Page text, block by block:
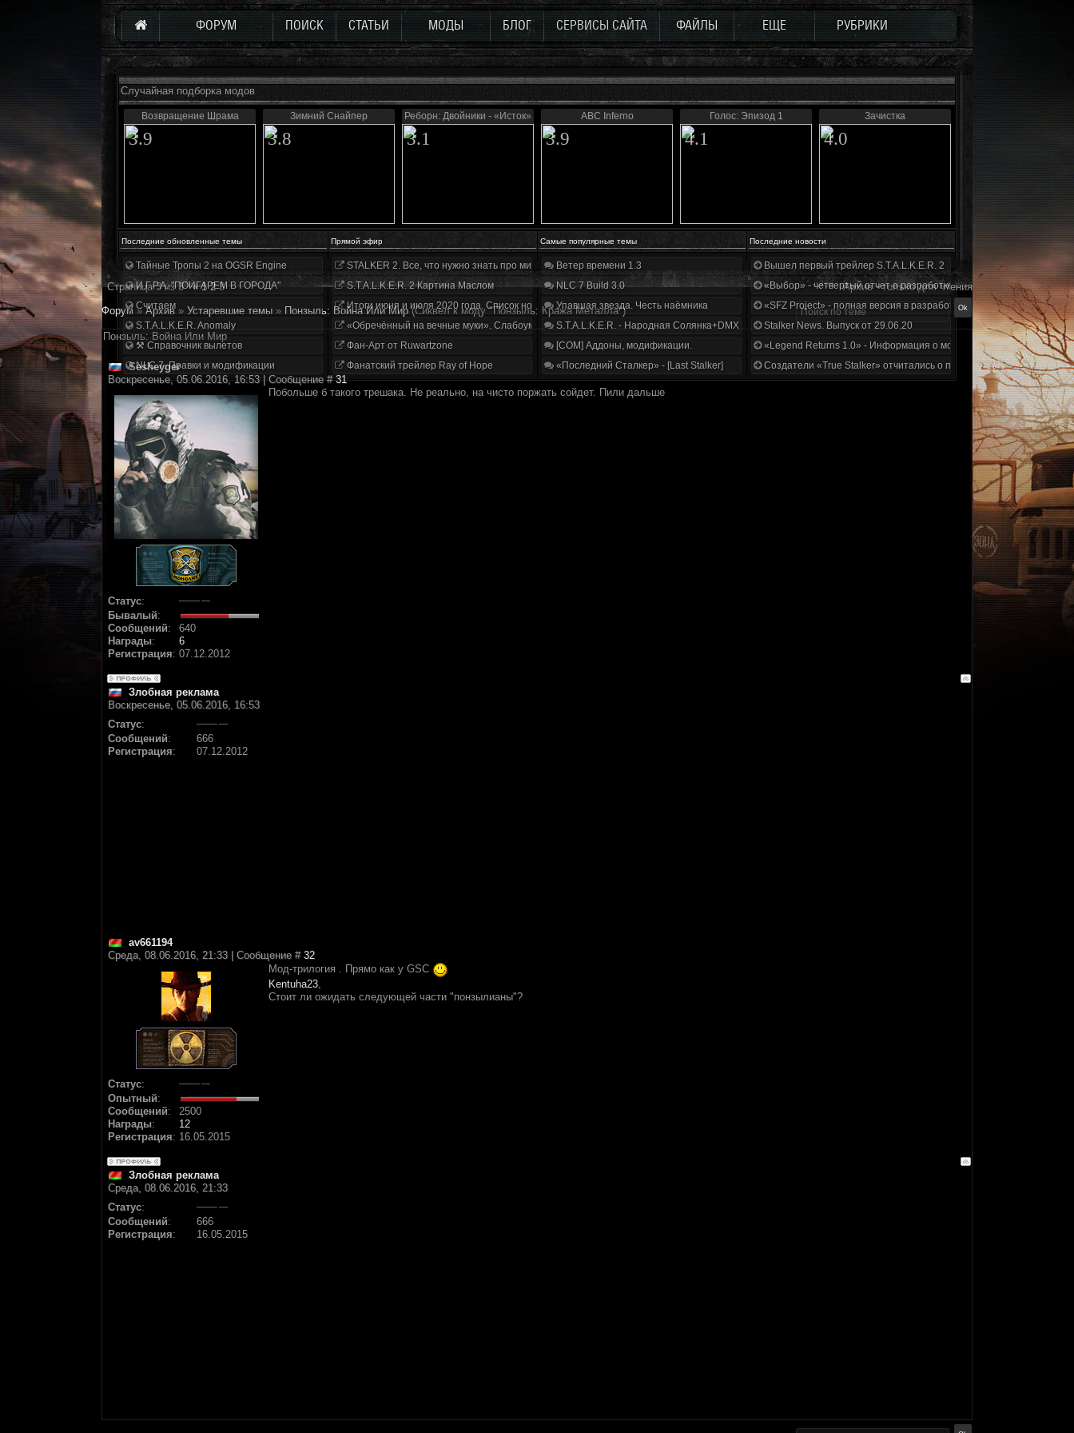
ФОРУМ ПОИСК СТАТЬИ МОДЫ БЛОГ СЕРВИСЫ САЙТА ФАЙЛЫ ЕЩЕ РУБРИКИ
Случайная подборка модов
Возвращение Шрама
3.9
Зимний Снайпер
3.8
Реборн: Двойники - «Исток»
3.1
ABC Inferno
3.9
Голос: Эпизод 1
4.1
Зачистка
4.0
Последние обновленные темы Прямой эфир Самые популярные темы Последние новости
Тайные Тропы 2 на OGSR Engine
И.Г.Р.А. "ПОИГАРЕМ В ГОРОДА"
Считаем
S.T.A.L.K.E.R. Anomaly
⚒ Справочник вылетов
NLC 7. Правки и модификации
STALKER 2. Все, что нужно знать про мир, геймплей и сюжет | Разбор трейлера
S.T.A.L.K.E.R. 2 Картина Маслом
Итоги июня и июля 2020 года. Список нововведений
«Обречённый на вечные муки». Слабоумие и отвага
Фан-Арт от Ruwartzone
Фанатский трейлер Ray of Hope
Ветер времени 1.3
NLC 7 Build 3.0
Упавшая звезда. Честь наёмника
S.T.A.L.K.E.R. - Народная Солянка+DMX 1.3.5.ООП.МА.К.
[COM] Аддоны, модификации.
«Последний Сталкер» - [Last Stalker]
Вышел первый трейлер S.T.A.L.K.E.R. 2
«Выбор» - четвертый отчет о разработке!
«SFZ Project» - полная версия в разработке!
Stalker News. Выпуск от 29.06.20
«Legend Returns 1.0» - Информация о моде за июнь 2020
Создатели «True Stalker» отчитались о проделанной работе
Страница3из3 « 1 2 3
Архив - только для чтения
Форум » Архив » Устаревшие темы » Понзыль: Война Или Мир (Сиквел к моду "Понзыль: Кража Металла")
Понзыль: Война Или Мир
Sesheyger
Воскресенье, 05.06.2016, 16:53 | Сообщение #31
Статус:
Бывалый:
Сообщений:
640
Награды:
6
Регистрация: 07.12.2012
Побольше б такого трешака. Не реально, на чисто поржать сойдет. Пили дальше
Злобная реклама
Воскресенье, 05.06.2016, 16:53
Статус:
Сообщений:
666
Регистрация: 07.12.2012
av661194
Среда, 08.06.2016, 21:33 | Сообщение # 32
Статус:
Опытный:
Сообщений:
2500
Награды:
12
Регистрация: 16.05.2015
Мод-трилогия . Прямо как у GSC
Kentuha23,
Стоит ли ожидать следующей части "понзылианы"?
Злобная реклама
Среда, 08.06.2016, 21:33
Статус:
Сообщений:
666
Регистрация: 16.05.2015